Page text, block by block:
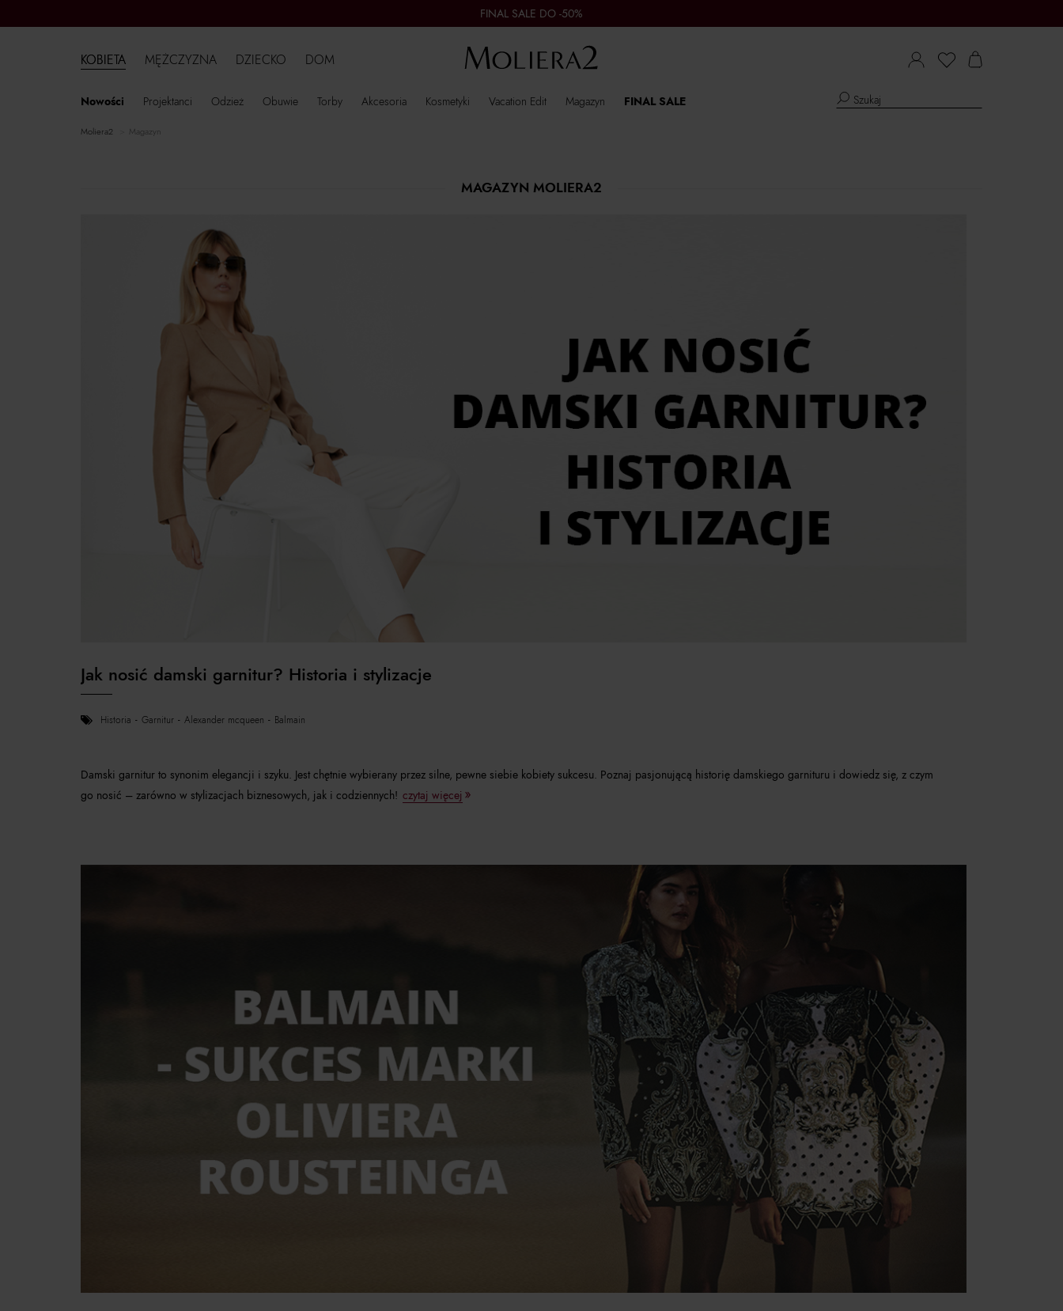
FINAL SALE DO -50%
KOBIETA
Nowości Projektanci Odzież Obuwie Torby Akcesoria Kosmetyki Vacation Edit Magazyn FINAL SALE
MĘŻCZYZNA DZIECKO DOM
moliera2 Magazyn
MAGAZYN MOLIERA2
Jak nosić damski garnitur? Historia i stylizacje
historia garnitur alexander mcqueen balmain
Damski garnitur to synonim elegancji i szyku. Jest chętnie wybierany przez silne, pewne siebie kobiety sukcesu. Poznaj pasjonującą historię damskiego garnituru i dowiedz się, z czym
go nosić – zarówno w stylizacjach biznesowych, jak i codziennych! czytaj więcej